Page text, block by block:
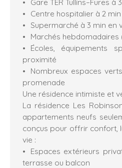
Centre hospitalier à 2
Supermarché à 3 min en
Marchés
Écoles, équipements
proximité
Nombreux espaces
promenade
Une résidence intimiste et
La résidence Les
appartements neufs
conçus pour offrir confort,
vie :
Espaces extérieurs
terrasse ou balcon